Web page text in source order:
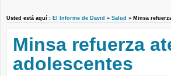
Usted está aquí : El Informe de David » Salud » Minsa
Minsa refuerza
adolescentes